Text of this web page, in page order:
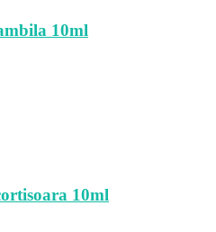
10ml
10ml